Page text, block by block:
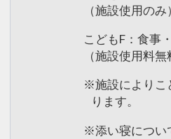
（施設使用のみ）
こどもF：食事
（施設使用料
※施設によりこ
ります。
※添い寝につい